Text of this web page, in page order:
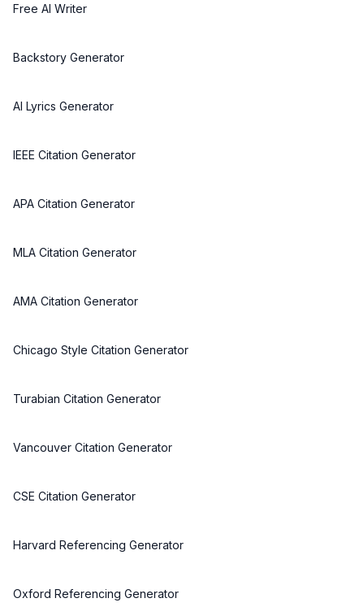
Free AI Writer
Backstory Generator
AI Lyrics Generator
IEEE Citation Generator
APA Citation Generator
MLA Citation Generator
AMA Citation Generator
Chicago Style Citation Generator
Turabian Citation Generator
Vancouver Citation Generator
CSE Citation Generator
Harvard Referencing Generator
Oxford Referencing Generator